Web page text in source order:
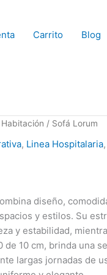
Carrito Blog
Habitación / Sofá Lorum
, Linea Hospitalaria,
diseño,
y estilos. Su
y estabilidad,
de 10 cm, brinda una
largas jornadas de